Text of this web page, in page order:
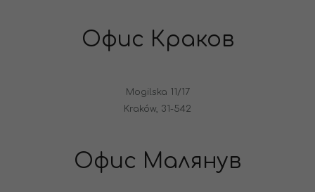
Офис Краков
Mogilska 11/17
Kraków, 31-542
Офис Малянув